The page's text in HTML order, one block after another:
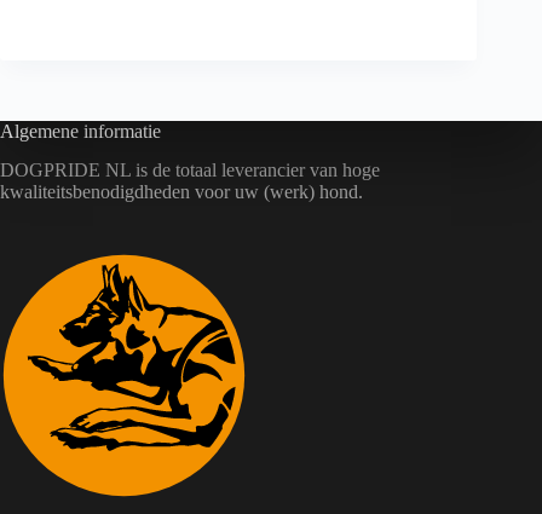
Algemene informatie
DOGPRIDE NL is de totaal leverancier van hoge
kwaliteitsbenodigdheden voor uw (werk) hond.